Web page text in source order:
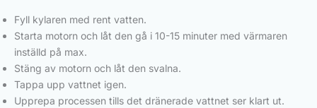
Fyll kylaren med rent vatten.
Starta motorn och låt den gå i 10-15 minuter med värmaren
inställd på max.
Stäng av motorn och låt den svalna.
Tappa upp vattnet igen.
Upprepa processen tills det dränerade vattnet ser klart ut.